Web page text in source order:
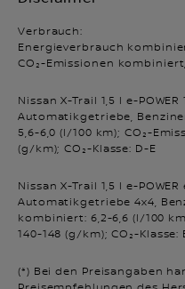
Verbrauch:
Energieverbrauch
CO₂-Emissionen
Nissan X-Trail 1,5 l e-POWER
Automatikgetriebe,
5,6-6,0 (l/100 km); CO₂-
(g/km); CO₂-Klasse: D-E
Nissan X-Trail 1,5 l e-POWER
Automatikgetriebe 4x4,
kombiniert: 6,2-6,6 (l/100
140-148 (g/km); CO₂-Klasse:
(*) Bei den Preisangaben